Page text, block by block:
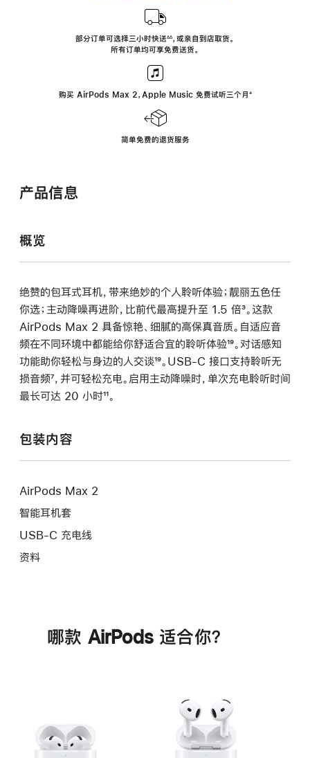
中
部分订单可选择三小时快送∆∆， 或亲自到店取货。
所有订单均可享免费送货。
购买 AirPods Max 2，Apple Music 免费试听三个月 ‍脚
‍⁺
简单免费的退货服务
产品信息
概览
绝赞的包耳式耳机，带来绝妙的个人聆听体验；靓丽五色任
你选；主动降噪再进阶，比前代最高提升至 1.5 倍脚
注
³。这款
AirPods Max 2 具备惊艳、细腻的高保真音质。自适应音
频在不同环境中都能给你舒适合宜的聆听体验脚
注
¹⁹。对话感知
功能助你轻松与身边的人交谈脚
注
¹⁹。USB-C 接口支持聆听无
损音频脚
注
⁷，并可轻松充电。启用主动降噪时，单次充电聆听时间
最长可达 20 小时脚
¹¹。
包装内容
AirPods Max 2
智能耳机套
USB-C 充电线
资料
哪款 AirPods 适合你？